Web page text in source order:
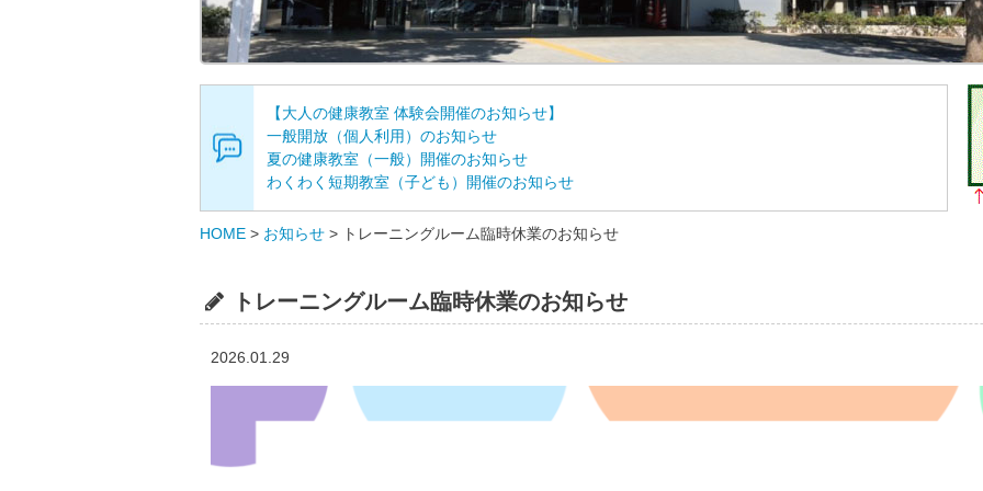
【大人の健康教室 体験会開催のお知らせ】
一般開放（個人利用）のお知らせ
夏の健康教室（一般）開催のお知らせ
わくわく短期教室（子ども）開催のお知らせ
HOME > お知らせ > トレーニングルーム臨時休業のお知らせ
トレーニングルーム臨時休業のお知らせ
2026.01.29